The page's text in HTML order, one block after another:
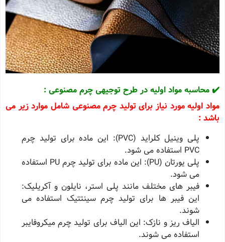
✔️ محاسبه مواد اولیه در طرح توجیهی چرم مصنوعی :
مواد اولیه مورد نیاز برای تولید چرم مصنوعی شامل موارد زیر می
باشد :
پلی وینیل کلراید (PVC): این ماده برای تولید چرم
PVC استفاده می‌ شود.
پلی یورتان (PU): این ماده برای تولید چرم PU استفاده
می‌ شود.
فیبر های مختلف مانند پلی استر، نایلون و آکریلیک:
این فیبر ها برای تولید چرم سینتتیک استفاده می‌
شوند.
الیاف ریز و نازک: این الیاف برای تولید چرم میکروفایبر
استفاده می‌ شوند.